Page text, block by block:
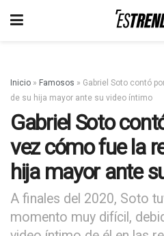
Inicio » Famosos » Gabriel Soto contó
de su hija mayor ante su video íntimo
Gabriel Soto
vez cómo fue la
hija mayor ante
A finales del 2020, Soto
momento muy difícil,